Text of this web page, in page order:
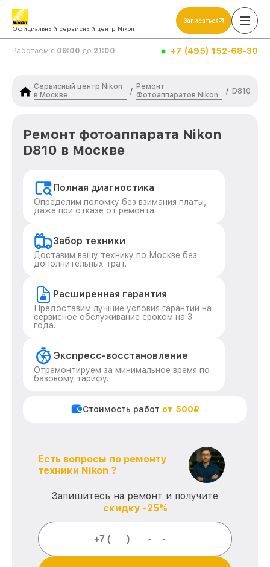
Официальный сервисный центр Nikon
Записаться
Работаем с 09:00 до 21:00 +7 (495) 152-68-30
Сервисный центр Nikon
в Москве
/
Ремонт
Фотоаппаратов Nikon
/ D810
Ремонт фотоаппарата Nikon
D810 в Москве
Полная диагностика
Определим поломку без взимания платы,
даже при отказе от ремонта.
Забор техники
Доставим вашу технику по Москве без
дополнительных трат.
Расширенная гарантия
Предоставим лучшие условия гарантии на
сервисное обслуживание сроком на 3
года.
Экспресс-восстановление
Отремонтируем за минимальное время по
базовому тарифу.
Стоимость работ от 500₽
Есть вопросы по ремонту
техники Nikon ?
Запишитесь на ремонт и получите
скидку -25%